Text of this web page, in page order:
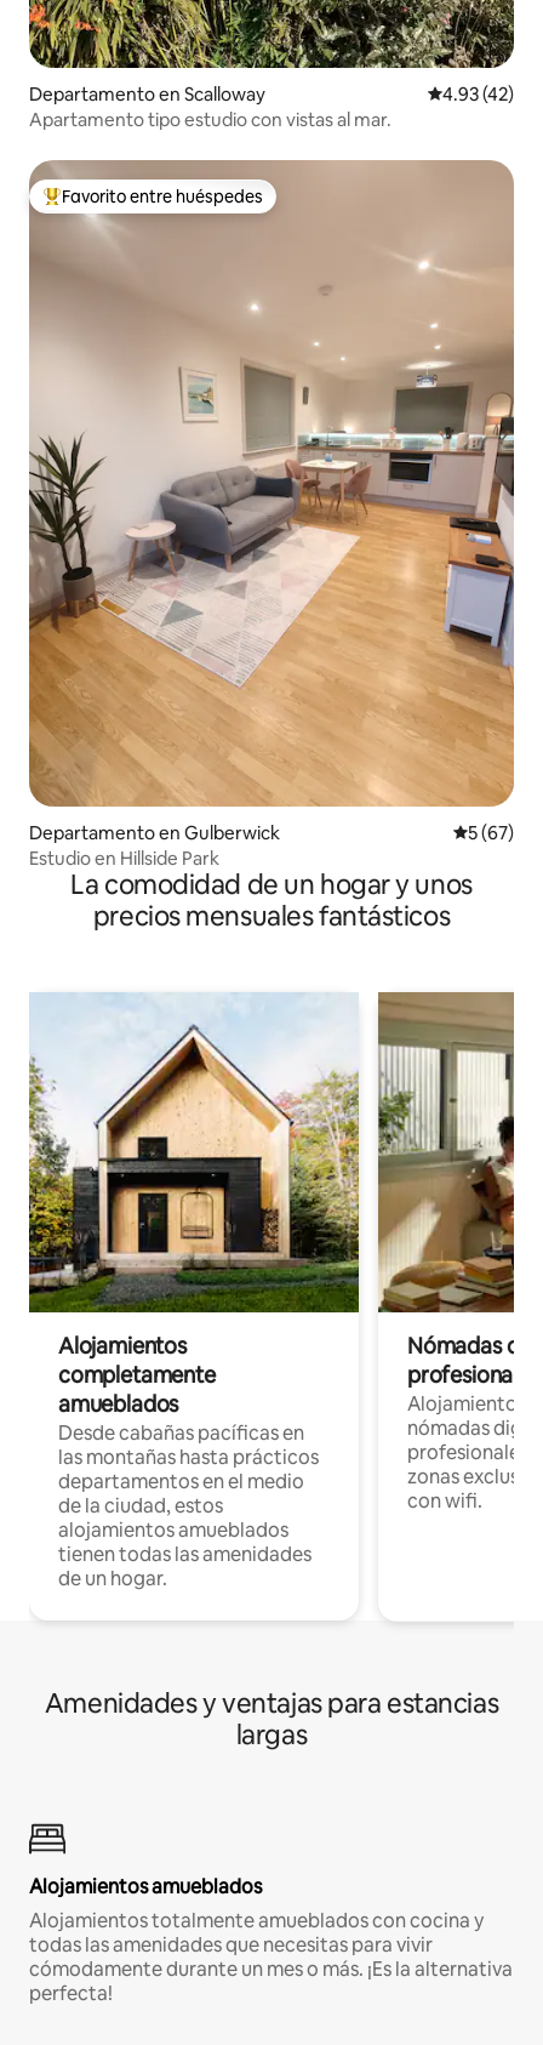
Departamento en Scalloway Calificación
4.93 (42)
Apartamento tipo estudio con vistas al mar.
De los mejores en Favorito entre huéspedes
Favorito entre huéspedes
Departamento en Gulberwick
5 (67)
Estudio en Hillside Park
La comodidad de un hogar y unos
precios mensuales fantásticos
Alojamientos
completamente
amueblados
Desde cabañas pacíficas en
las montañas hasta prácticos
departamentos en el medio
de la ciudad, estos
alojamientos amueblados
tienen todas las amenidades
de un hogar.
Nómadas
Alojamientos
nómadas
profesionales
zonas
con wifi.
Amenidades y ventajas para estancias
largas
Alojamientos amueblados
Alojamientos totalmente amueblados con cocina y
todas las amenidades que necesitas para vivir
cómodamente durante un mes o más. ¡Es la alternativa
perfecta!